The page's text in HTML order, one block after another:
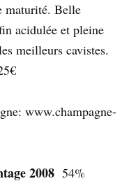
maturité. Belle
acidulée et pleine
meilleurs cavistes.
www.champagne-
2008 54%